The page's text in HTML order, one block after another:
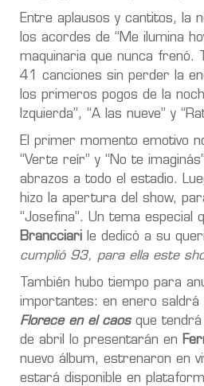
Entre aplausos y cantitos, la
los acordes de “Me ilumina
maquinaria que nunca frenó.
41 canciones sin perder la
los primeros pogos de la
Izquierda”, “A las nueve” y
El primer momento emotivo
“Verte reír” y “No te
abrazos a todo el estadio.
hizo la apertura del show,
“Josefina”. Un tema especial
Brancciari le dedicó a su
cumplió 93, para ella este
También hubo tiempo para
importantes: en enero saldrá
Florece en el caosque tendrá
de abril lo presentarán en
nuevo álbum, estrenaron en
estará disponible en